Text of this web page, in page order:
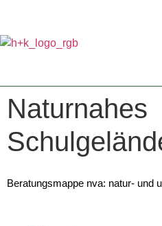
Naturnahes
Beratungsmappe nva: natur- und